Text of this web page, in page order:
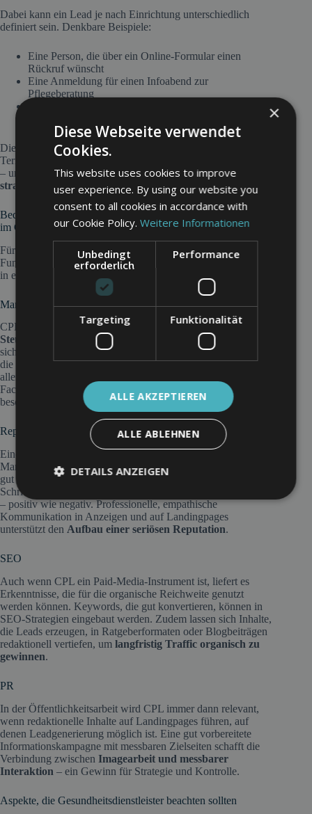
Dabei kann ein Lead je nach Einrichtung unterschiedlich
definiert sein. Denkbare Beispiele:
Eine Person, die über ein Online-Formular einen
Rückruf wünscht
Eine Anmeldung für einen Infoabend zur
Pflegeberatung
Die Aufgabe liegt darin, diesen Kontakt effizient in einen
Termin, eine Betreuung oder eine Behandlung umzuwandeln
– und den CPL dadurch nicht nur zu messen, sondern auch
strategisch zu nutzen.
Bedeutung von CPL für Marketing, Reputation, SEO und PR
im Gesundheitsbereich
Für Gesundheitsdienstleister kann der CPL ein solides
Fundament für datengestütztes Marketing bieten – eingebettet
in ein ganzheitliches Kommunikationskonzept.
Marketing
CPL-orientierte Kampagnen ermöglichen diepräzise
Steuerung digitaler Werbemaßnahmen
. Zielgruppen lassen
sich gezielt ansprechen, der Budgeteinsatz wird optimiert und
die Wirkung einzelner Maßnahmen messbar gemacht. Vor
allem bei der Bewerbung neuer Leistungen, spezialisierter
Fachbereiche oder neuer Standorte ist das CPL-Modell
besonders geeignet.
Reputation
Eine durchdachte Lead-Kampagne ist auch ein Spiegelbild der
Marke. Wie klar und vertrauensvoll ist die Ansprache? Wie
gut funktioniert der Übergang vom Klick zum Kontakt? Jeder
Schritt im Lead-Funnel beeinflusst das Image der Einrichtung
– positiv wie negativ. Professionelle, empathische
Kommunikation in Anzeigen und auf Landingpages
unterstützt den Aufbau einer seriösen Reputation.
SEO
Auch wenn CPL ein Paid-Media-Instrument ist, liefert es
Erkenntnisse, die für die organische Reichweite genutzt
werden können. Keywords, die gut konvertieren, können in
SEO-Strategien eingebaut werden. Zudem lassen sich Inhalte,
die Leads erzeugen, in Ratgeberformaten oder Blogbeiträgen
redaktionell vertiefen, um langfristig Traffic organisch zu
gewinnen.
PR
In der Öffentlichkeitsarbeit wird CPL immer dann relevant,
wenn redaktionelle Inhalte auf Landingpages führen, auf
denen Leadgenerierung möglich ist. Eine gut vorbereitete
Informationskampagne mit messbaren Zielseiten schafft die
Verbindung zwischen Imagearbeit und messbarer
Interaktion – ein Gewinn für Strategie und Kontrolle.
Aspekte, die Gesundheitsdienstleister beachten sollten
×
Diese Webseite verwendet
Cookies.
This website uses cookies to improve
user experience. By using our website you
consent to all cookies in accordance with
our Cookie Policy.Weitere Informationen
Unbedingt
erforderlich
Performance
Targeting Funktionalität
ALLE AKZEPTIEREN
ALLE ABLEHNEN
DETAILS ANZEIGEN